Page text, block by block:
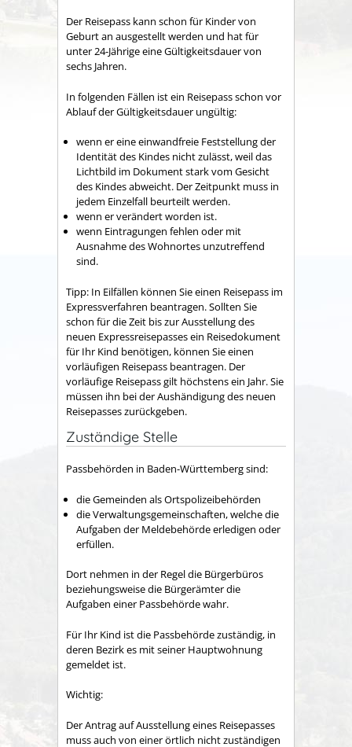
Der Reisepass kann schon für Kinder von
Geburt an ausgestellt werden und hat für
unter 24-Jährige eine Gültigkeitsdauer von
sechs Jahren.
In folgenden Fällen ist ein Reisepass schon vor
Ablauf der Gültigkeitsdauer ungültig:
wenn er eine einwandfreie Feststellung der
Identität des Kindes nicht zulässt, weil das
Lichtbild im Dokument stark vom Gesicht
des Kindes abweicht. Der Zeitpunkt muss in
jedem Einzelfall beurteilt werden.
wenn er verändert worden ist.
wenn Eintragungen fehlen oder mit
Ausnahme des Wohnortes unzutreffend
sind.
Tipp: In Eilfällen können Sie einen Reisepass im
Expressverfahren beantragen. Sollten Sie
schon für die Zeit bis zur Ausstellung des
neuen Expressreisepasses ein Reisedokument
für Ihr Kind benötigen, können Sie einen
vorläufigen Reisepass beantragen. Der
vorläufige Reisepass gilt höchstens ein Jahr. Sie
müssen ihn bei der Aushändigung des neuen
Reisepasses zurückgeben.
Zuständige Stelle
Passbehörden in Baden-Württemberg sind:
die Gemeinden als Ortspolizeibehörden
die Verwaltungsgemeinschaften,welche die
Aufgaben der Meldebehörde erledigen oder
erfüllen.
Dort nehmen in der Regel die Bürgerbüros
beziehungsweise die Bürgerämter die
Aufgaben einer Passbehörde wahr.
Für Ihr Kind ist die Passbehörde zuständig, in
deren Bezirk es mit seiner Hauptwohnung
gemeldet ist.
Wichtig:
Der Antrag auf Ausstellung eines Reisepasses
muss auch von einer örtlich nicht zuständigen